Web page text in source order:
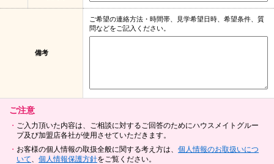
備考
ご希望の連絡方法・時間帯、見学希望日時、希望条件、質
問などをご記入ください。
ご注意
ご入力頂いた内容は、ご相談に対するご回答のためにハウスメイトグルー
プ及び加盟店各社が使用させていただきます。
お客様の個人情報の取扱全般に関する考え方は、 個人情報のお取扱いにつ
いて
個人情報保護方針をご覧ください。